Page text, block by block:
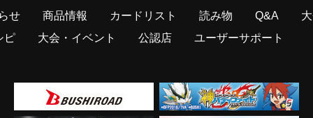
せ 商品情報 カードリスト 読み物 Q&A
ピ
大会・イベント 公認店 ユーザーサポート